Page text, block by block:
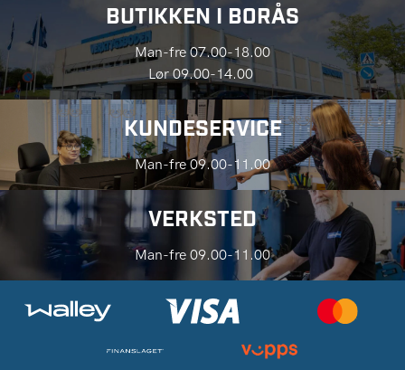
BUTIKKEN I BORÅS
Man-fre 07.00-18.00
Lør 09.00-14.00
KUNDESERVICE
Man-fre 09.00-11.00
VERKSTED
Man-fre 09.00-11.00